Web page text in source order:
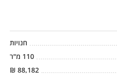
חנויות
110 מ"ר
88,182
₪